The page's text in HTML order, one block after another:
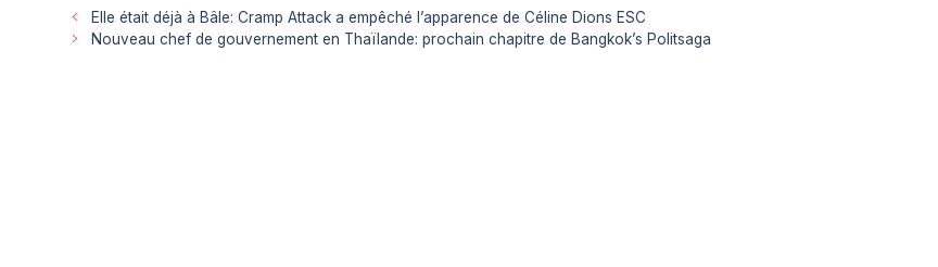
Elle était déjà à Bâle: Cramp Attack a empêché l’apparence de Céline Dions ESC
Nouveau chef de gouvernement en Thaïlande: prochain chapitre de Bangkok’s Politsaga